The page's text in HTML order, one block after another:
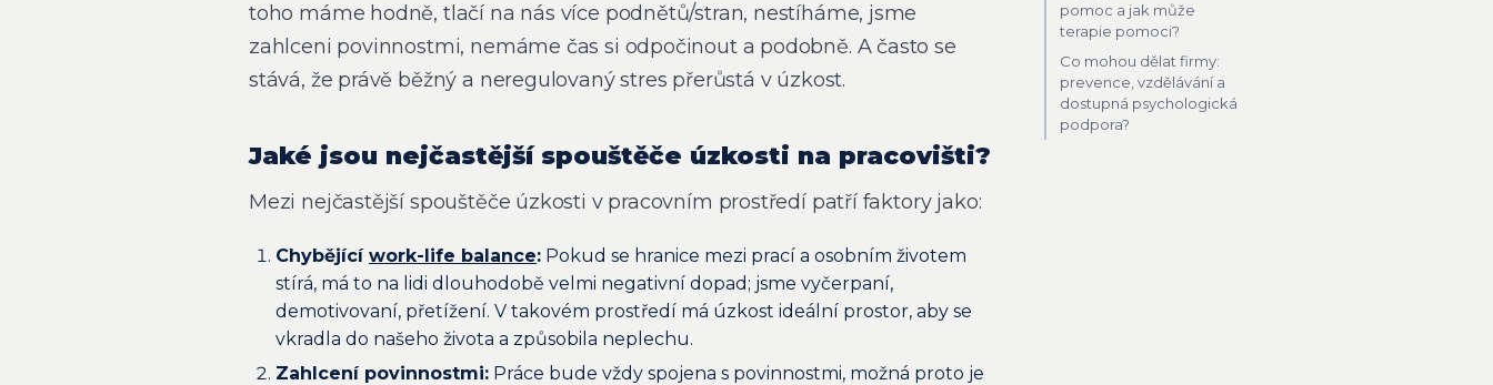
toho máme hodně, tlačí na nás více podnětů/stran, nestíháme, jsme
zahlceni povinnostmi, nemáme čas si odpočinout a podobně. A často se
stává, že právě běžný a neregulovaný stres přerůstá v úzkost.
Jaké jsou nejčastější spouštěče úzkosti na pracovišti?
Mezi nejčastější spouštěče úzkosti v pracovním prostředí patří faktory jako:
Chybějící work-life balance: Pokud se hranice mezi prací a osobním životem
stírá, má to na lidi dlouhodobě velmi negativní dopad; jsme vyčerpaní,
demotivovaní, přetížení. V takovém prostředí má úzkost ideální prostor, aby se
vkradla do našeho života a způsobila neplechu.
Zahlcení povinnostmi: Práce bude vždy spojena s povinnostmi, možná proto je
pomoc a jak může
terapie pomoci?
Co mohou dělat firmy:
prevence, vzdělávání a
dostupná psychologická
podpora?